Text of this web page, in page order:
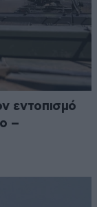
εντοπισμό
–